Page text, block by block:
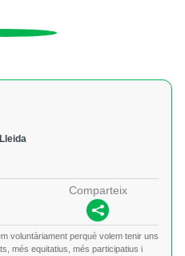
Comparteix
voluntàriament perquè volem tenir uns
més equitatius, més participatius i